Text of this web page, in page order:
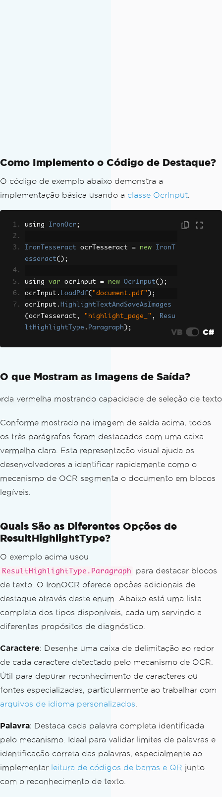
Como Implemento o Código de Destaque?
O código de exemplo abaixo demonstra a
implementação básica usando a classe OcrInput
using IronOcr ;
IronTesseract ocrTesseract = new
IronT
esseract();
using var ocrInput = new OcrInput();
ocrInput . LoadPdf( "document.pdf" );
ocrInput . HighlightTextAndSaveAsImages
( ocrTesseract , "highlight_page_" ,
Resu
ltHighlightType . Paragraph ); VB C#
O que Mostram as Imagens de Saída?
Conforme mostrado na imagem de saída acima, todos
os três parágrafos foram destacados com uma caixa
vermelha clara. Esta representação visual ajuda os
desenvolvedores a identificar rapidamente como o
mecanismo de OCR segmenta o documento em blocos
legíveis.
Quais São as Diferentes Opções de
ResultHighlightType?
O exemplo acima usou
ResultHighlightType.Paragraph
para destacar blocos
de texto. O IronOCR oferece opções adicionais de
destaque através deste enum. Abaixo está uma lista
completa dos tipos disponíveis, cada um servindo a
diferentes propósitos de diagnóstico.
Caractere: Desenha uma caixa de delimitação ao redor
de cada caractere detectado pelo mecanismo de OCR.
Útil para depurar reconhecimento de caracteres ou
fontes especializadas, particularmente ao trabalhar com
arquivos de idioma personalizados
Palavra: Destaca cada palavra completa identificada
pelo mecanismo. Ideal para validar limites de palavras e
identificação correta das palavras, especialmente ao
implementar leitura de códigos de barras e QR junto
com o reconhecimento de texto.